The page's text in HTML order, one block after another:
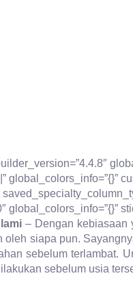
global_colors_info=”{}”
– Dengan kebiasaan
siapa pun.
sebelum terlambat.
sebelum usia